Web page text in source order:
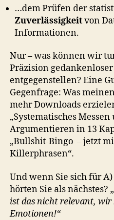
…dem Prüfen der
Zuverlässigkeitvon
Informationen.
Nur – was können wir
Präzision
entgegenstellen? Eine
Gegenfrage: Was
mehr Downloads
„Systematisches
Argumentieren in 13
„Bullshit-Bingo – jetzt
Killerphrasen“.
Und wenn Sie sich für
hörten Sie als nächstes? „
ist das nicht relevant,
Emotionen!“